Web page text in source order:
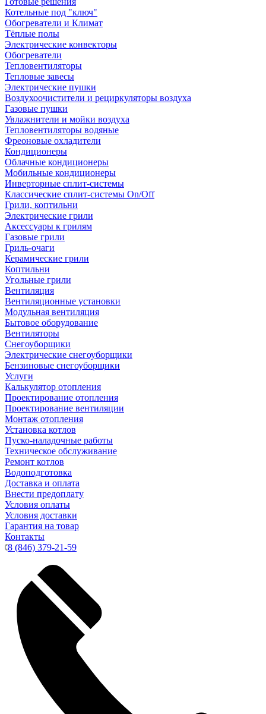
Котельные под "ключ"
Обогреватели и Климат
Тёплые полы
Электрические конвекторы
Обогреватели
Тепловентиляторы
Тепловые завесы
Электрические пушки
Воздухоочистители и рециркуляторы воздуха
Газовые пушки
Увлажнители и мойки воздуха
Тепловентиляторы водяные
Фреоновые охладители
Кондиционеры
Облачные кондиционеры
Мобильные кондиционеры
Инверторные сплит-системы
Классические сплит-системы On/Off
Грили, коптильни
Электрические грили
Аксессуары к грилям
Газовые грили
Гриль-очаги
Керамические грили
Коптильни
Угольные грили
Вентиляция
Вентиляционные установки
Модульная вентиляция
Бытовое оборудование
Вентиляторы
Снегоуборщики
Электрические снегоуборщики
Бензиновые снегоуборщики
Услуги
Калькулятор отопления
Проектирование отопления
Проектирование вентиляции
Монтаж отопления
Установка котлов
Пуско-наладочные работы
Техническое обслуживание
Ремонт котлов
Водоподготовка
Доставка и оплата
Внести предоплату
Условия оплаты
Условия доставки
Гарантия на товар
Контакты
8 (846) 379-21-59